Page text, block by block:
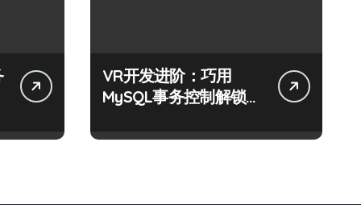
VR开发进阶：巧用
MySQL事务控制解锁科